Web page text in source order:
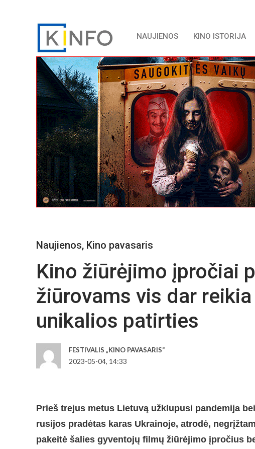
NAUJIENOS KINO ISTORIJA
Naujienos, Kino pavasaris
Kino žiūrėjimo įpročiai
žiūrovams vis dar
unikalios patirties
FESTIVALIS „KINO PAVASARIS“
2023-05-04, 14:33
Prieš trejus metus Lietuvą užklupusi pandemija
rusijos pradėtas karas Ukrainoje, atrodė,
pakeitė šalies gyventojų filmų žiūrėjimo įpročius